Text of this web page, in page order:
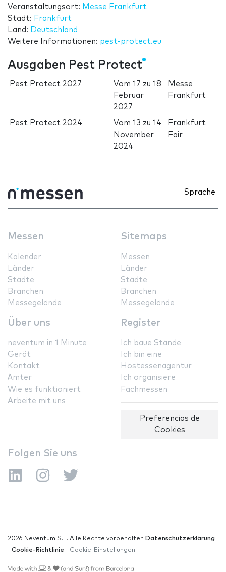
Veranstaltungsort: Messe Frankfurt
Stadt: Frankfurt
Land: Deutschland
Weitere Informationen: pest-protect.eu
Ausgaben Pest Protect
Pest Protect 2027 Vom17 zu18
Februar
2027
Messe
Frankfurt
Pest Protect 2024 Vom13 zu14
November
2024
Frankfurt
Fair
Sprache
Messen
Kalender
Länder
Städte
Branchen
Messegelände
Sitemaps
Messen
Länder
Städte
Branchen
Messegelände
Über uns
neventum in 1 Minute
Gerät
Kontakt
Ämter
Wie es funktioniert
Arbeite mit uns
Register
Ich baue Stände
Ich bin eine
Hostessenagentur
Ich organisiere
Fachmessen
Preferencias de
Cookies
Folgen Sie uns
2026 Neventum S.L. Alle Rechte vorbehalten Datenschutzerklärung
Cookie-Richtlinie Cookie-Einstellungen